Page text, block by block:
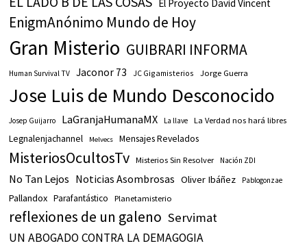
El Proyecto David Vincent
EnigmAnónimo Mundo de Hoy
Gran Misterio GUIBRARI INFORMA
Human Survival TV Jaconor 73 JC Gigamisterios Jorge Guerra
Jose Luis de Mundo Desconocido
Josep Guijarro LaGranjaHumanaMX La llave La Verdad nos hará libres
Legnalenjachannel Melvecs Mensajes Revelados
MisteriosOcultosTv Misterios Sin Resolver Nación ZDI
No Tan Lejos Noticias Asombrosas Oliver Ibáñez Pablogonzae
Pallandox Parafantástico Planetamisterio
reflexiones de un galeno Servimat
UN ABOGADO CONTRA LA DEMAGOGIA